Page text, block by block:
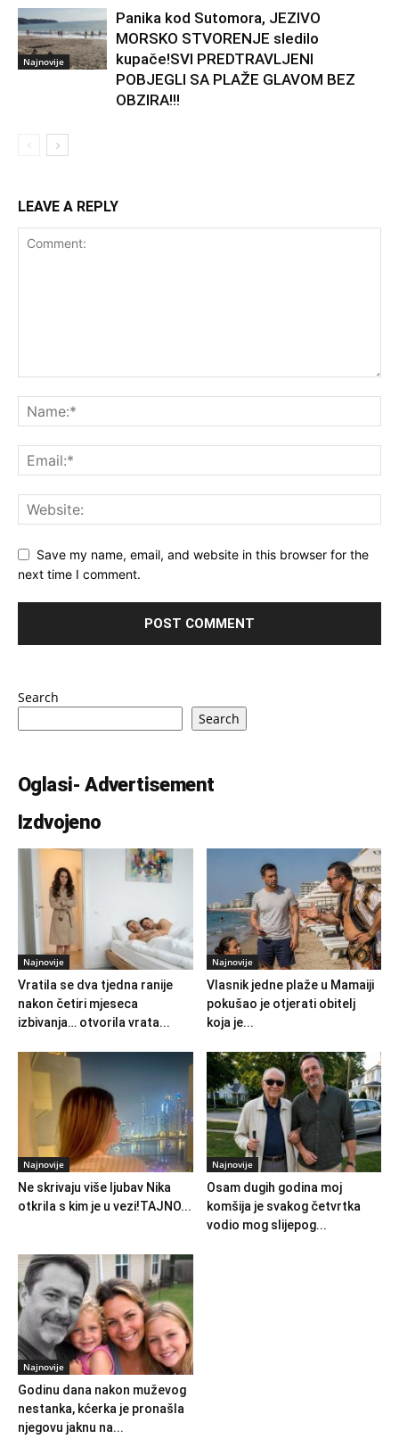
Najnovije
Panika kod Sutomora, JEZIVO
MORSKO STVORENJE sledilo
kupače!SVI PREDTRAVLJENI
POBJEGLI SA PLAŽE GLAVOM BEZ
OBZIRA!!!
LEAVE A REPLY
Save my name, email, and website in this browser for the
next time I comment.
Search
Search
Oglasi- Advertisement
Izdvojeno
Najnovije
Vratila se dva tjedna ranije
nakon četiri mjeseca
izbivanja… otvorila vrata...
Najnovije
Vlasnik jedne plaže u Mamaiji
pokušao je otjerati obitelj
koja je...
Najnovije
Ne skrivaju više ljubav Nika
otkrila s kim je u vezi!TAJNO...
Najnovije
Osam dugih godina moj
komšija je svakog četvrtka
vodio mog slijepog...
Najnovije
Godinu dana nakon muževog
nestanka, kćerka je pronašla
njegovu jaknu na...